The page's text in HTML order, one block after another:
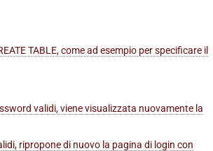
TABLE, come ad esempio per specificare il
validi, viene visualizzata nuovamente la
ripropone di nuovo la pagina di login con